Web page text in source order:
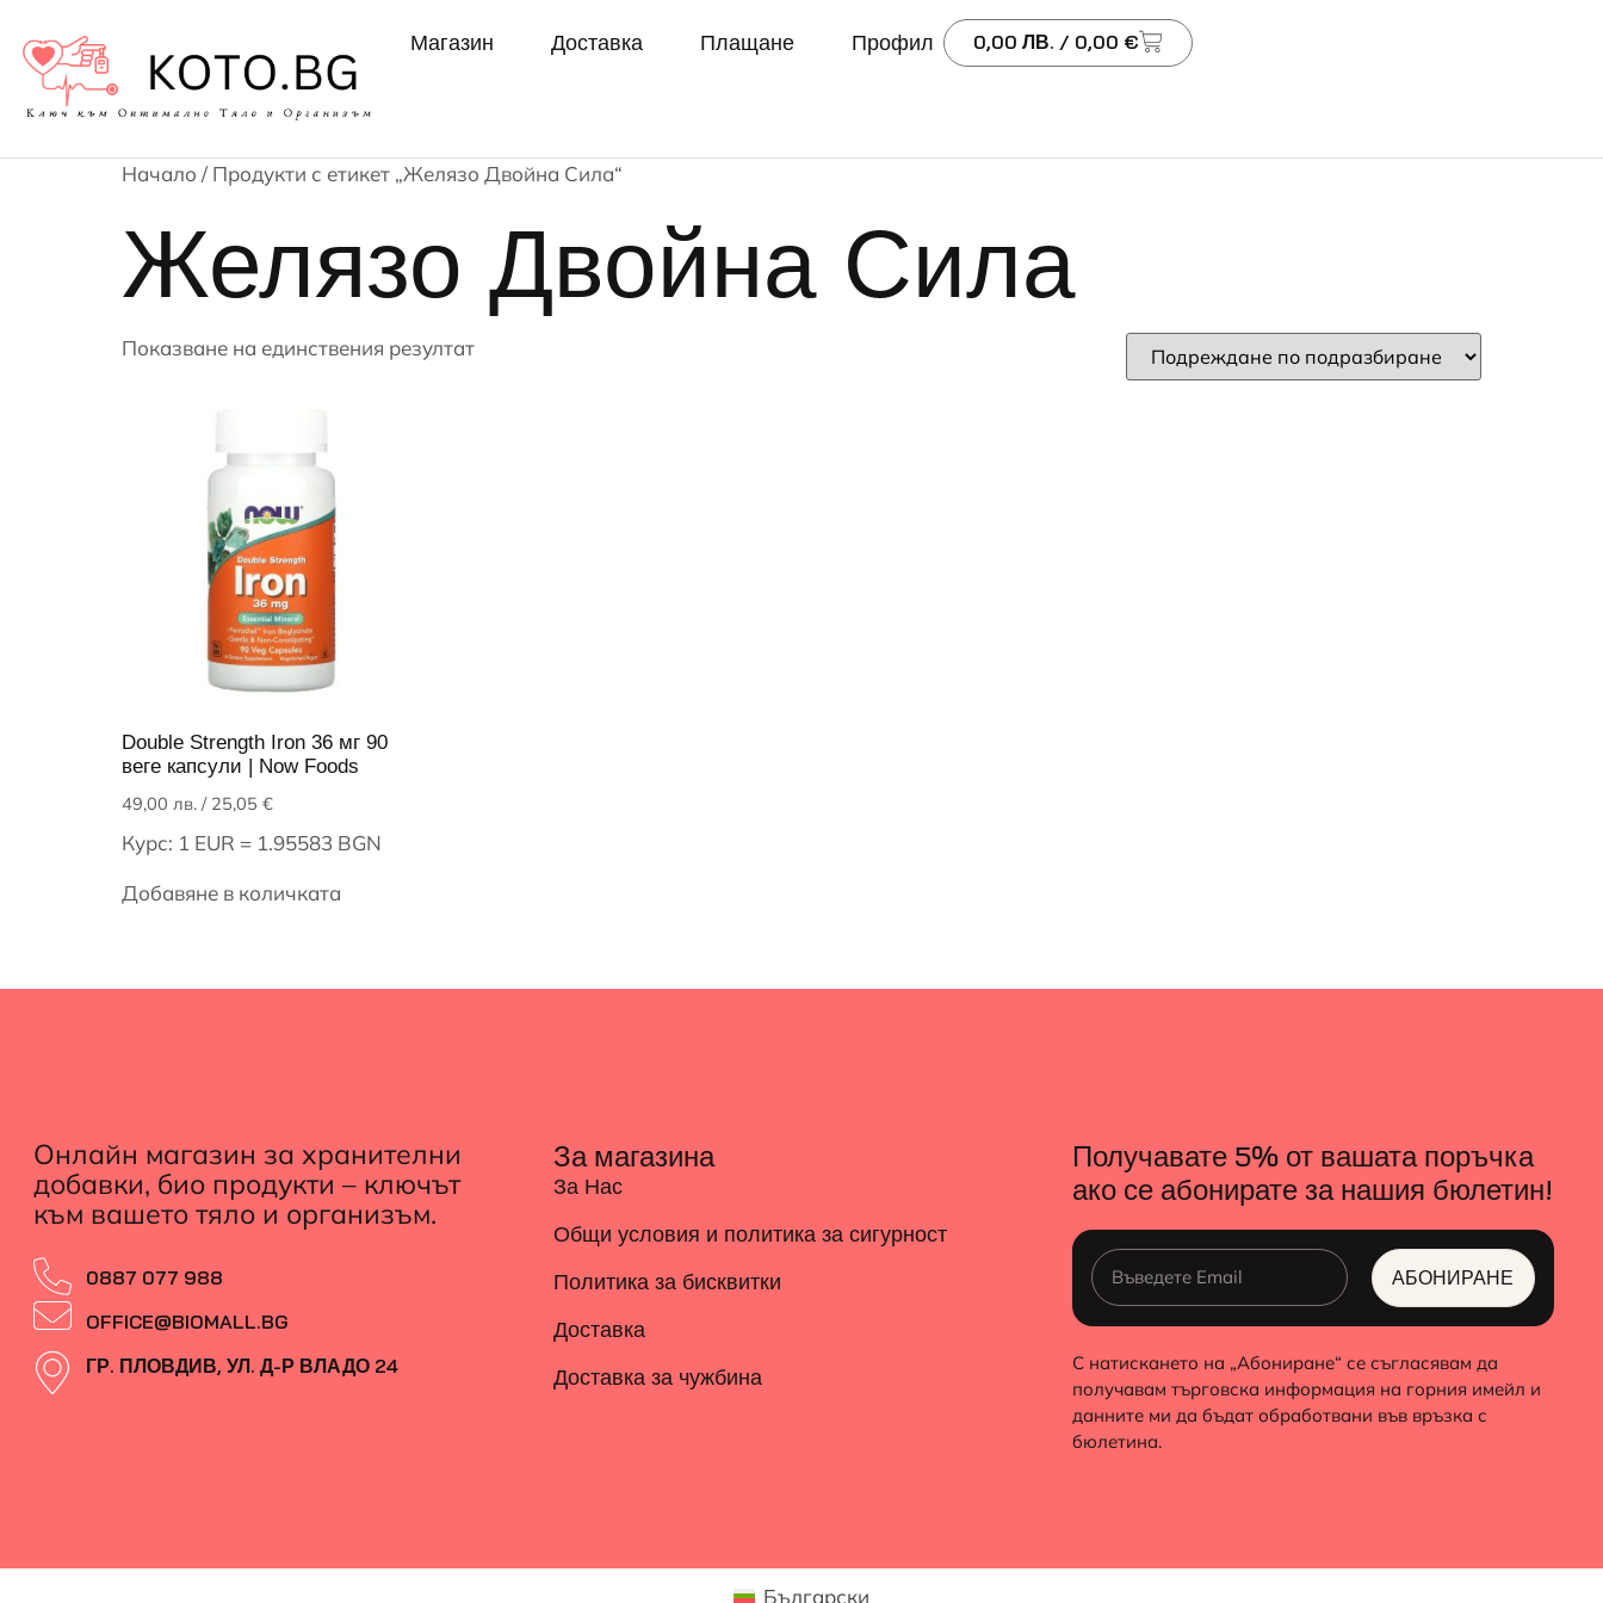
Магазин Доставка Плащане Профил 0,00 ЛВ. / 0,00 €
Начало / Продукти с етикет „Желязо Двойна Сила“
Желязо Двойна Сила
Показване на единствения резултат
Double Strength Iron 36 мг 90
веге капсули | Now Foods
49,00 лв. / 25,05 €
Курс: 1 EUR = 1.95583 BGN
Добавяне в количката
Онлайн магазин за хранителни
добавки, био продукти – ключът
към вашето тяло и организъм.
0887 077 988
OFFICE@BIOMALL.BG
ГР. ПЛОВДИВ, УЛ. Д-Р ВЛАДО 24
За магазина
За Нас
Общи условия и политика за сигурност
Политика за бисквитки
Доставка
Доставка за чужбина
Получавате 5% от вашата поръчка
ако се абонирате за нашия бюлетин!
АБОНИРАНЕ
ALTERNATIVE:
С натискането на „Абониране“ се съгласявам да
получавам търговска информация на горния имейл и
данните ми да бъдат обработвани във връзка с
бюлетина.
Български